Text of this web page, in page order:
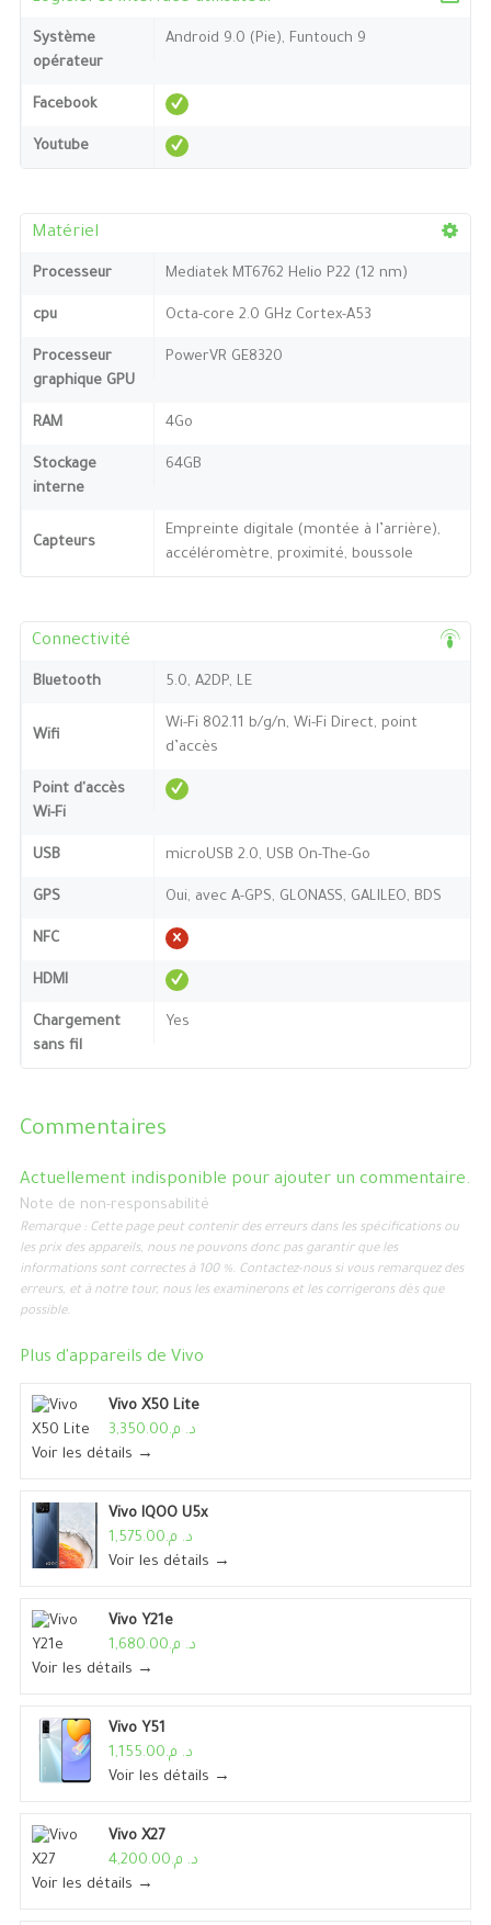
Système
opérateur
Android 9.0 (Pie), Funtouch 9
Facebook
Youtube
Matériel
Processeur Mediatek MT6762 Helio P22 (12 nm)
cpu Octa-core 2.0 GHz Cortex-A53
Processeur
graphique GPU
PowerVR GE8320
RAM 4Go
Stockage
interne
64GB
Capteurs
Empreinte digitale (montée à l’arrière),
accéléromètre, proximité, boussole
Connectivité
Bluetooth 5.0, A2DP, LE
Wifi
Wi-Fi 802.11 b/g/n, Wi-Fi Direct, point
d’accès
Point d'accès
Wi-Fi
USB microUSB 2.0, USB On-The-Go
GPS Oui, avec A-GPS, GLONASS, GALILEO, BDS
NFC
HDMI
Chargement
sans fil
Yes
Commentaires
Actuellement indisponible pour ajouter un commentaire.
Note de non-responsabilité
Remarque : Cette page peut contenir des erreurs dans les spécifications ou
les prix des appareils, nous ne pouvons donc pas garantir que les
informations sont correctes à 100 %. Contactez-nous si vous remarquez des
erreurs, et à notre tour, nous les examinerons et les corrigerons dès que
possible.
Plus d'appareils de Vivo
Vivo X50 Lite
د. م.3,350.00
Voir les détails →
Vivo IQOO U5x
د. م.1,575.00
Voir les détails →
Vivo Y21e
د. م.1,680.00
Voir les détails →
Vivo Y51
د. م.1,155.00
Voir les détails →
Vivo X27
د. م.4,200.00
Voir les détails →